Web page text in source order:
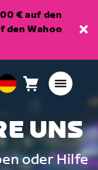
€ auf den
den Wahoo
European
Deutsch
Warenkorb
UNS
oder Hilfe